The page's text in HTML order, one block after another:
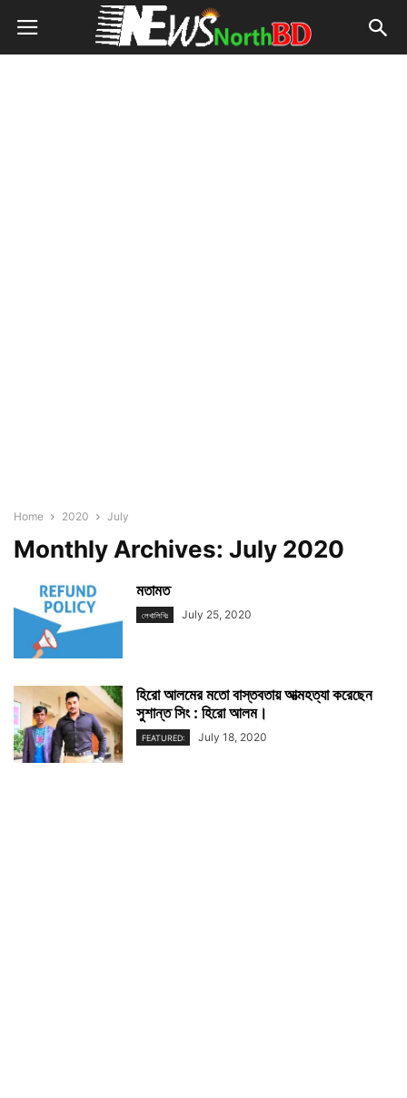
Home 2020 July
Monthly Archives: July 2020
মতামত
লেখালিখিঃ July 25, 2020
হিরো আলমের মতো বাস্তবতায় আত্মহত্যা করেছেন
সুশান্ত সিং : হিরো আলম।
FEATURED: July 18, 2020